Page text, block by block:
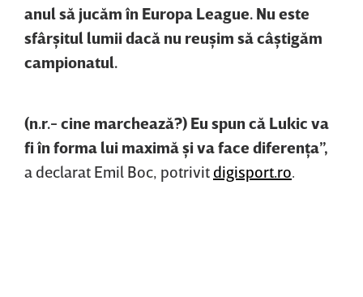
anul să jucăm în Europa League. Nu este
sfârşitul lumii dacă nu reuşim să câştigăm
campionatul.
(n.r.- cine marchează?) Eu spun că Lukic va
fi în forma lui maximă şi va face diferenţa”,
a declarat Emil Boc, potrivit digisport.ro.